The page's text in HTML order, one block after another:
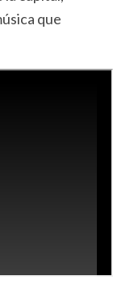
que